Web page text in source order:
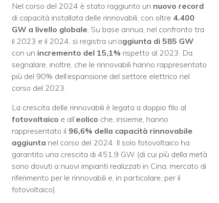
Nel corso del 2024 è stato raggiunto un nuovo record
di capacità installata delle rinnovabili, con oltre 4.400
GW a livello globale . Su base annua, nel confronto tra
il 2023 e il 2024, si registra un’aggiunta di 585 GW
con un incremento del 15,1% rispetto al 2023. Da
segnalare, inoltre, che le rinnovabili hanno rappresentato
più del 90% dell’espansione del settore elettrico nel
corso del 2023.
La crescita delle rinnovabili è legata a doppio filo al
fotovoltaico e all’eolico che, insieme, hanno
rappresentato il 96,6% della capacità rinnovabile
aggiunta nel corso del 2024. Il solo fotovoltaico ha
garantito una crescita di 451,9 GW (di cui più della metà
sono dovuti a nuovi impianti realizzati in Cina, mercato di
riferimento per le rinnovabili e, in particolare, per il
fotovoltaico).